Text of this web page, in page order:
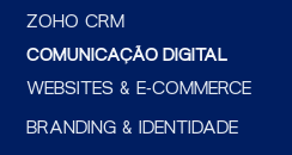
ZOHO CRM
COMUNICAÇÃO DIGITAL
WEBSITES & E-COMMERCE
BRANDING & IDENTIDADE